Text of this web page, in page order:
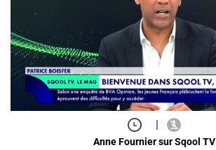
|
Anne Fournier sur Sqool TV